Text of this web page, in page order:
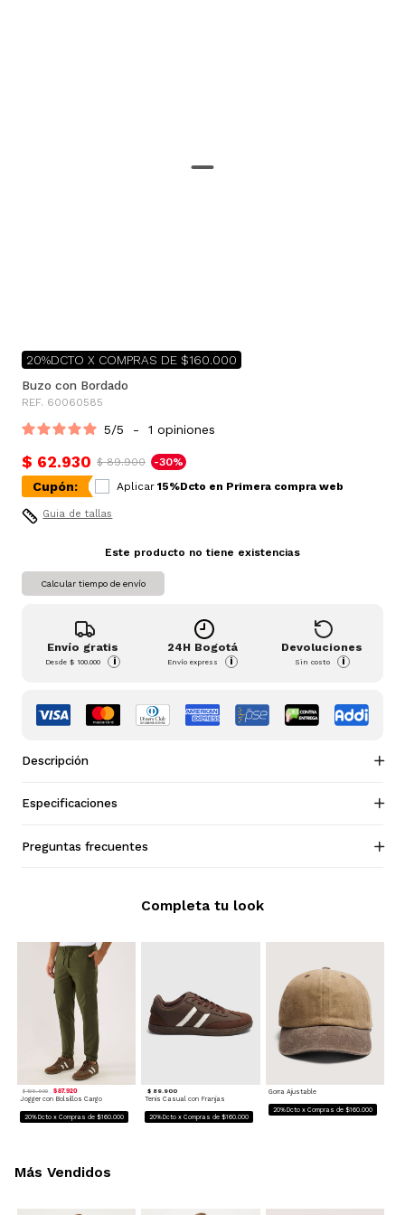
20%DCTO X COMPRAS DE $160.000
Buzo con Bordado
REF. 60060585
5/5 - 1 opiniones
$ 62.930 $ 89.900 -30%
Cupón: Aplicar 15%Dcto en Primera compra web
Guia de tallas
Este producto no tiene existencias
Calcular tiempo de envío
Envío gratis
Desde$ 100.000 i
24H Bogotá
Envío express i
Devoluciones
Sin costo i
Descripción
Especificaciones
Preguntas frecuentes
$ 109.900 $ 87.920
Jogger con Bolsillos Cargo
20%Dcto x Compras de $160.000
$ 89.900
Tenis Casual con Franjas
20%Dcto x Compras de $160.000
Gorra Ajustable
20%Dcto x Compras de $160.000
Completa tu look
Más Vendidos